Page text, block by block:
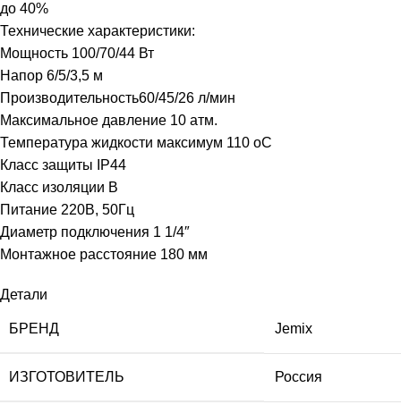
до 40%
Технические характеристики:
Мощность 100/70/44 Вт
Напор 6/5/3,5 м
Производительность60/45/26 л/мин
Максимальное давление 10 атм.
Температура жидкости максимум 110 оС
Класс защиты IP44
Класс изоляции B
Питание 220В, 50Гц
Диаметр подключения 1 1/4″
Монтажное расстояние 180 мм
Детали
БРЕНД Jemix
ИЗГОТОВИТЕЛЬ Россия